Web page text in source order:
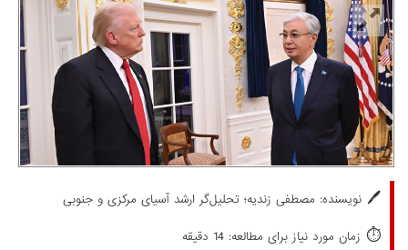
🖊️ نویسنده: مصطفی زندیه؛ تحلیل‌گر ارشد آسیای مرکزی و جنوبی
⏱️ زمان مورد نیاز برای مطالعه: 14 دقیقه